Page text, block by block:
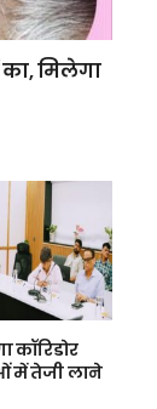
मिलेगा
में तेजी लाने